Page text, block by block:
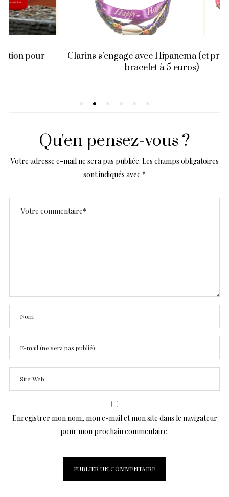
Clarins s’engage avec Hipanema (et propose un
bracelet à 5 euros)
Qu'en pensez-vous ?
Votre adresse e-mail ne sera pas publiée. Les champs obligatoires
sont indiqués avec *
Enregistrer mon nom, mon e-mail et mon site dans le navigateur
pour mon prochain commentaire.